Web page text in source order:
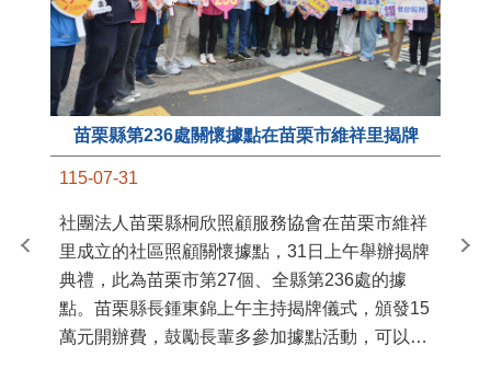
苗栗縣第236處關懷據點在苗栗市維祥里揭牌
115-07-31
社團法人苗栗縣桐欣照顧服務協會在苗栗市維祥
里成立的社區照顧關懷據點，31日上午舉辦揭牌
典禮，此為苗栗市第27個、全縣第236處的據
點。苗栗縣長鍾東錦上午主持揭牌儀式，頒發15
萬元開辦費，鼓勵長輩多參加據點活動，可以更
苗